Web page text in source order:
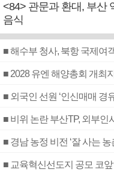
<84> 관문과 환대, 부산
음식
■ 해수부 청사, 북항 국제여
■ 2028 유엔 해양총회 개최
■ 외국인 선원 ‘인신매매 경
■ 비위 논란 부산TP, 외부인
■ 경남 농정 비전 ‘잘 사는
■ 교육혁신선도지 공모 코